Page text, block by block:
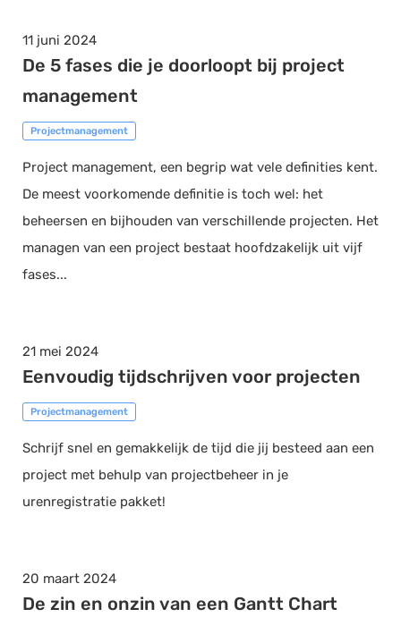
11 juni 2024
De 5 fases die je doorloopt bij project
management
Projectmanagement
Project management, een begrip wat vele definities kent.
De meest voorkomende definitie is toch wel: het
beheersen en bijhouden van verschillende projecten. Het
managen van een project bestaat hoofdzakelijk uit vijf
fases...
21 mei 2024
Eenvoudig tijdschrijven voor projecten
Projectmanagement
Schrijf snel en gemakkelijk de tijd die jij besteed aan een
project met behulp van projectbeheer in je
urenregistratie pakket!
20 maart 2024
De zin en onzin van een Gantt Chart